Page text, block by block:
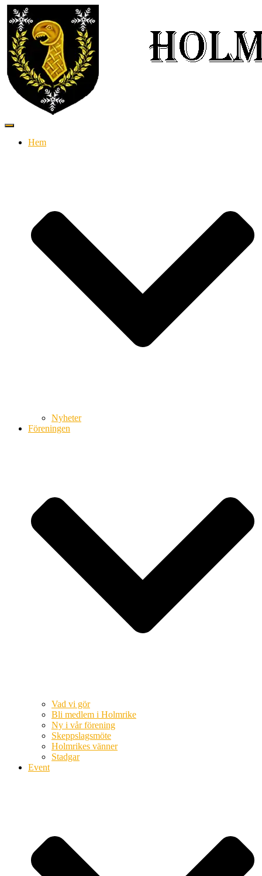
Slå
navigering
Hem
Nyheter
Föreningen
Vad vi gör
Bli medlem i Holmrike
Ny i vår förening
Skeppslagsmöte
Holmrikes vänner
Stadgar
Event